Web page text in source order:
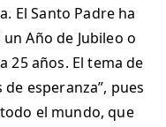
El Santo Padre ha
Año de Jubileo o
25 años. El tema de
esperanza”, pues
el mundo, que